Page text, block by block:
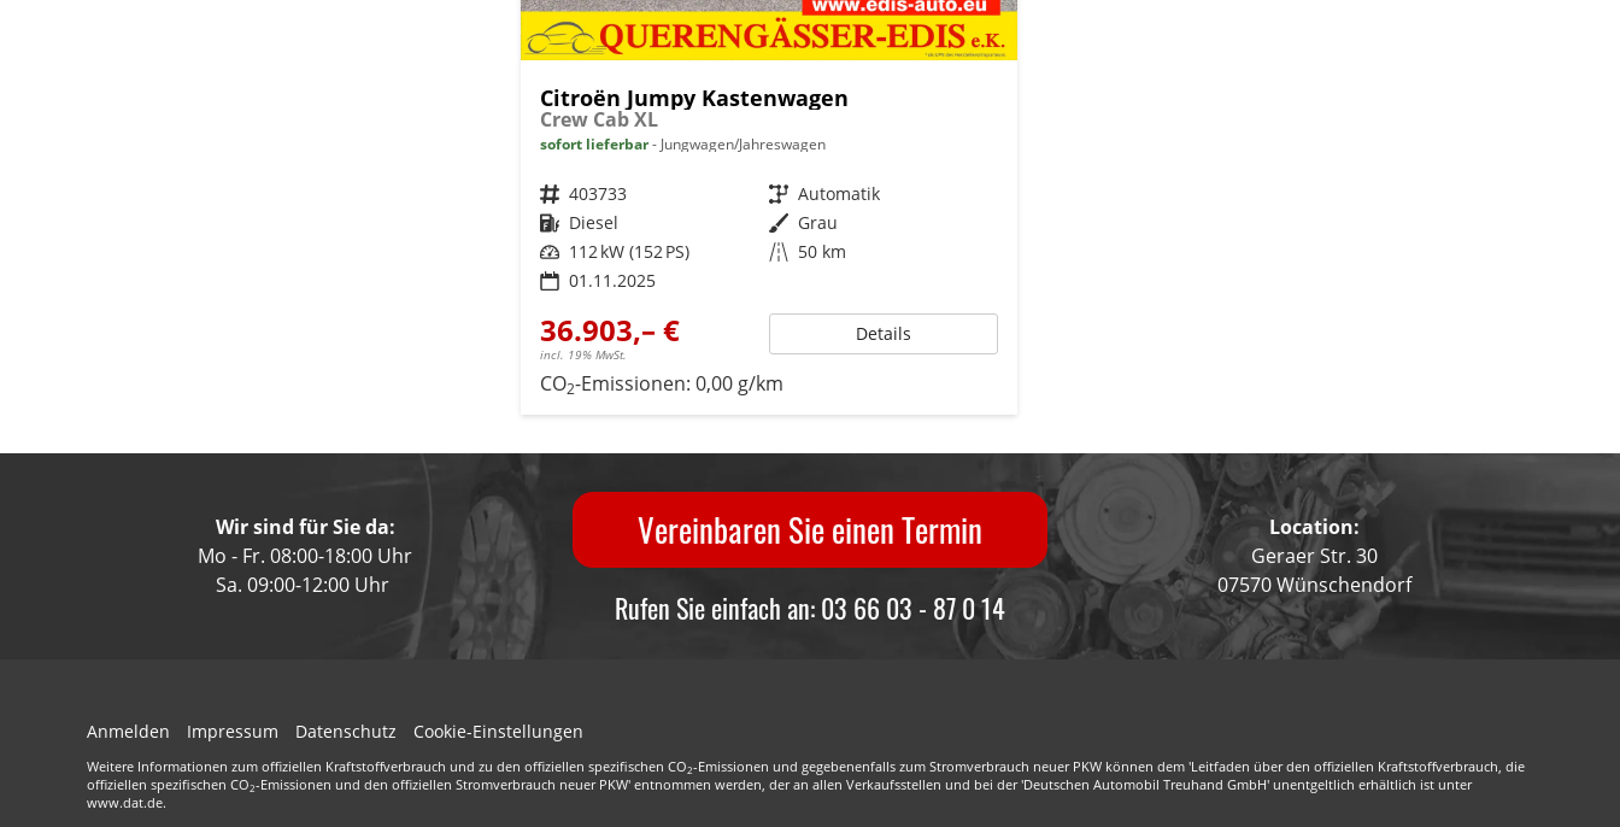
Citroën Jumpy Kastenwagen
Crew Cab XL
sofort lieferbar Jungwagen/Jahreswagen
Fahrzeugnr. 403733 Getriebe Automatik
Kraftstoff Diesel Außenfarbe Grau
Leistung 112 kW (152 PS) Kilometerstand 50 km
01.11.2025
36.903,– €
incl. 19% MwSt.
Details
CO2-Emissionen: 0,00 g/km
Wir sind für Sie da:
Mo - Fr. 08:00-18:00 Uhr
Sa. 09:00-12:00 Uhr
Vereinbaren Sie einen Termin
Rufen Sie einfach an: 03 66 03 - 87 0 14
Location:
Geraer Str. 30
07570 Wünschendorf
Anmelden Impressum Datenschutz Cookie-Einstellungen
Weitere Informationen zum offiziellen Kraftstoffverbrauch und zu den offiziellen spezifischen CO2-Emissionen und gegebenenfalls zum Stromverbrauch neuer PKW können dem 'Leitfaden über den offiziellen Kraftstoffverbrauch, die
offiziellen spezifischen CO2-Emissionen und den offiziellen Stromverbrauch neuer PKW' entnommen werden, der an allen Verkaufsstellen und bei der 'Deutschen Automobil Treuhand GmbH' unentgeltlich erhältlich ist unter
www.dat.de.